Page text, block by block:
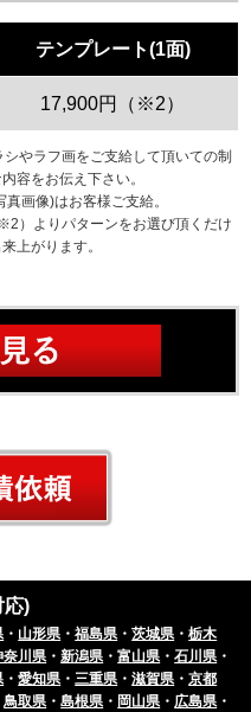
テンプレート(1面)
17,900円（※2）
やラフ画をご支給して頂いての制
容をお伝え下さい。
画像)はお客様ご支給。
※2）よりパターンをお選び頂くだけ
上がります。
応)
・ 山形県 ・福島県 ・茨城県 ・栃木
奈川県 ・新潟県 ・富山県 ・石川県 ・
・愛知県 ・ 三重県 ・滋賀県 ・京都
鳥取県 ・島根県 ・ 岡山県 ・ 広島県 ・